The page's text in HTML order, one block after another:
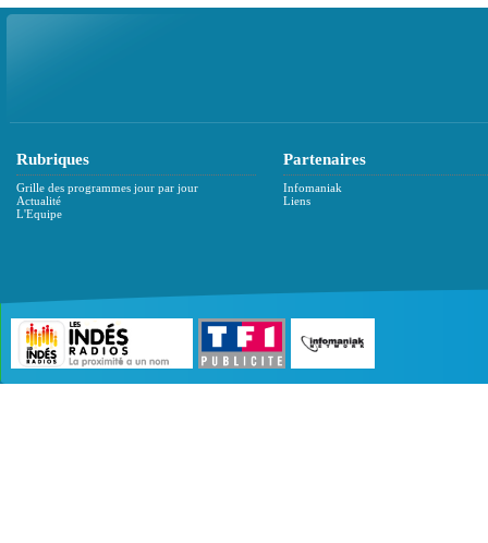
Rubriques
Grille des programmes jour par jour
Actualité
L'Equipe
Partenaires
Infomaniak
Liens